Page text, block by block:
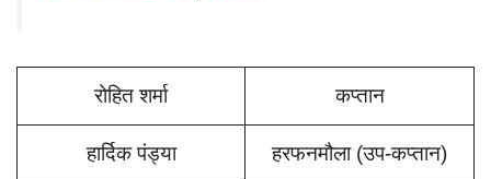
रोहित शर्मा कप्तान
हार्दिक पंड्या हरफनमौला (उप-कप्तान)